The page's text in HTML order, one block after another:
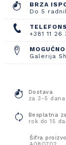
BRZA
Do 5
+381 11 26
Galerija
Dostava
za 3-5 dana
Besplatna
rok do 15
Šifra